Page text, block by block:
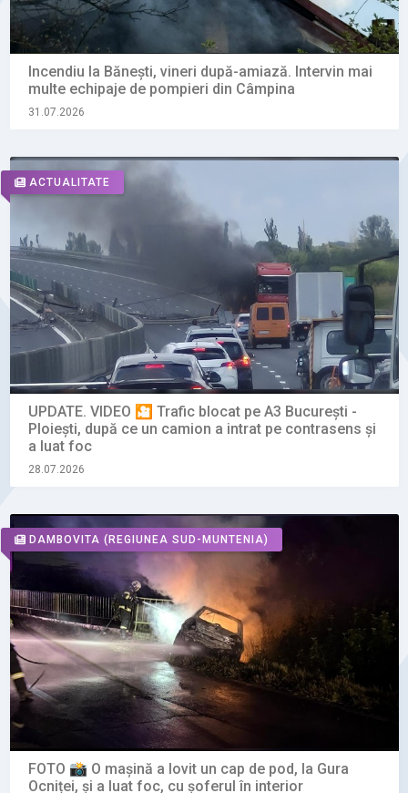
Incendiu la Bănești, vineri după-amiază. Intervin mai
multe echipaje de pompieri din Câmpina
31.07.2026
ACTUALITATE
UPDATE. VIDEO 🎦 Trafic blocat pe A3 București -
Ploiești, după ce un camion a intrat pe contrasens și
a luat foc
28.07.2026
DAMBOVITA (REGIUNEA SUD-MUNTENIA)
FOTO 📸 O mașină a lovit un cap de pod, la Gura
Ocniței, și a luat foc, cu șoferul în interior